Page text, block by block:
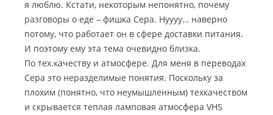
я люблю. Кстати, некоторым непонятно, почему
разговоры о еде – фишка Сера. Нуууу… наверно
потому, что работает он в сфере доставки питания.
И поэтому ему эта тема очевидно близка.
По тех.качеству и атмосфере. Для меня в переводах
Сера это неразделимые понятия. Поскольку за
плохим (понятно, что неумышленным) техкачеством
и скрывается теплая ламповая атмосфера VHS